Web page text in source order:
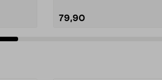
79,90